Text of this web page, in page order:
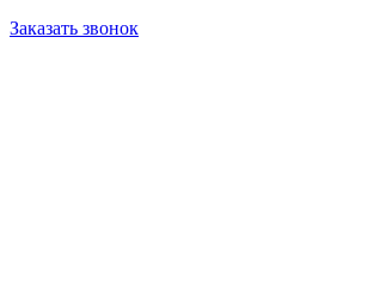
Заказать звонок